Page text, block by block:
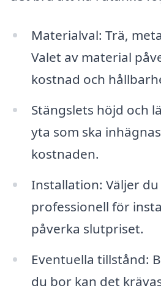
Materialval: Trä,
Valet av material
kostnad och
Stängslets höjd och
yta som ska
kostnaden.
Installation: Väljer
professionell för
påverka slutpriset.
Eventuella tillstånd:
du bor kan det